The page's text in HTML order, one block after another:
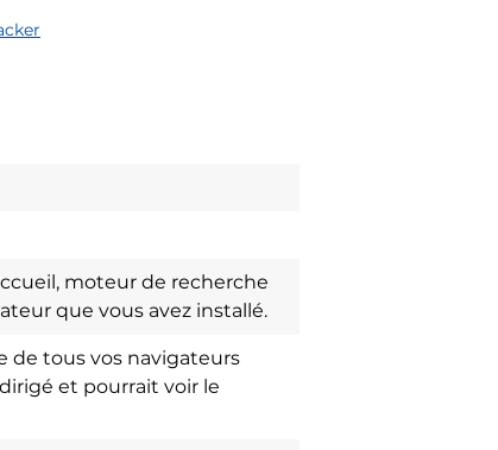
moteur de recherche
que vous avez installé.
de tous vos navigateurs
et pourrait voir le